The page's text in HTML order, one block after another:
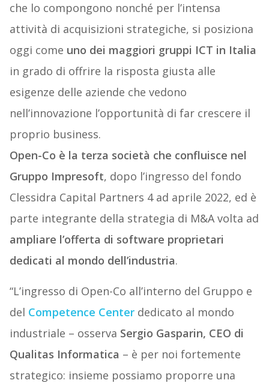
che lo compongono nonché per l’intensa
attività di acquisizioni strategiche, si posiziona
oggi come uno dei maggiori gruppi ICT in Italia
in grado di offrire la risposta giusta alle
esigenze delle aziende che vedono
nell’innovazione l’opportunità di far crescere il
proprio business.
Open-Co è la terza società che confluisce nel
Gruppo Impresoft, dopo l’ingresso del fondo
Clessidra Capital Partners 4 ad aprile 2022, ed è
parte integrante della strategia di M&A volta ad
ampliare l’offerta di software proprietari
dedicati al mondo dell’industria.
“L’ingresso di Open-Co all’interno del Gruppo e
del Competence Centerdedicato al mondo
industriale – osserva Sergio Gasparin, CEO di
Qualitas Informatica – è per noi fortemente
strategico: insieme possiamo proporre una